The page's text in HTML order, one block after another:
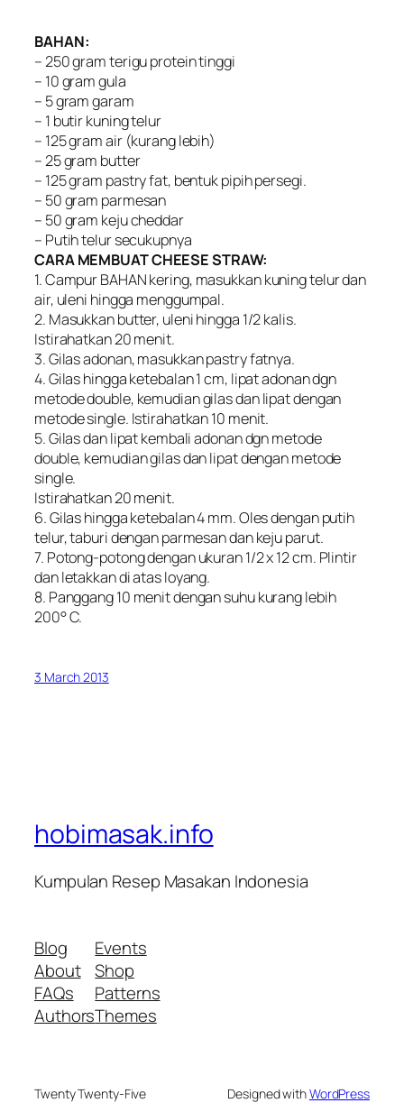
BAHAN:
– 250 gram terigu protein tinggi
– 10 gram gula
– 5 gram garam
– 1 butir kuning telur
– 125 gram air (kurang lebih)
– 25 gram butter
– 125 gram pastry fat, bentuk pipih persegi.
– 50 gram parmesan
– 50 gram keju cheddar
– Putih telur secukupnya
CARA MEMBUAT CHEESE STRAW:
1. Campur BAHAN kering, masukkan kuning telur dan
air, uleni hingga menggumpal.
2. Masukkan butter, uleni hingga 1/2 kalis.
Istirahatkan 20 menit.
3. Gilas adonan, masukkan pastry fatnya.
4. Gilas hingga ketebalan 1 cm, lipat adonan dgn
metode double, kemudian gilas dan lipat dengan
metode single. Istirahatkan 10 menit.
5. Gilas dan lipat kembali adonan dgn metode
double, kemudian gilas dan lipat dengan metode
single.
Istirahatkan 20 menit.
6. Gilas hingga ketebalan 4 mm. Oles dengan putih
telur, taburi dengan parmesan dan keju parut.
7. Potong-potong dengan ukuran 1/2 x 12 cm. Plintir
dan letakkan di atas loyang.
8. Panggang 10 menit dengan suhu kurang lebih
200° C.
3 March 2013
hobimasak.info
Kumpulan Resep Masakan Indonesia
Blog
About
FAQs
Authors
Events
Shop
Patterns
Themes
Twenty Twenty-Five Designed withWordPress